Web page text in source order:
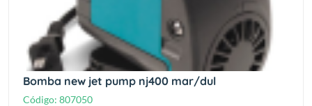
Bomba new jet pump nj400 mar/dul
Código: 807050